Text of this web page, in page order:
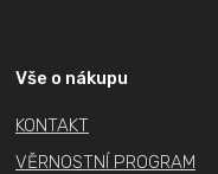
Vše o nákupu
KONTAKT
VĚRNOSTNÍ PROGRAM